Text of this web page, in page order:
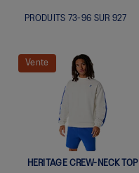
PRODUITS 73-96 SUR 927
Vente
HERITAGE CREW-NECK TOP